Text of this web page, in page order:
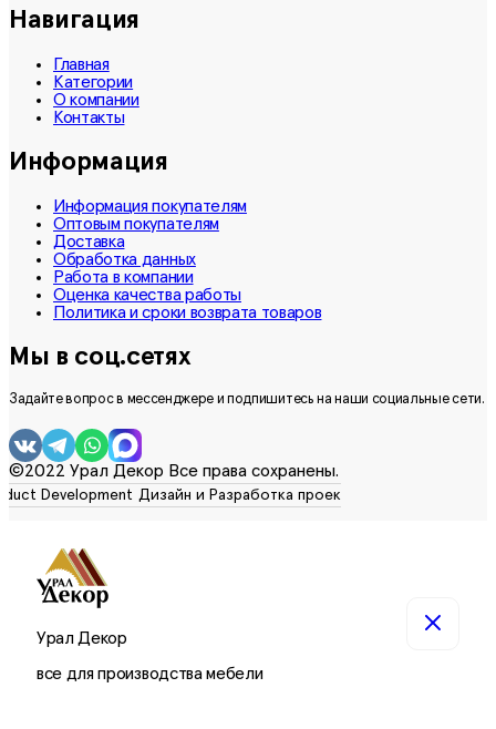
Навигация
Главная
Категории
О компании
Контакты
Информация
Информация покупателям
Оптовым покупателям
Доставка
Обработка данных
Работа в компании
Оценка качества работы
Политика и сроки возврата товаров
Мы в соц.сетях
Задайте вопрос в мессенджере и подпишитесь на наши социальные сети.
©2022 Урал Декор Все права сохранены.
Урал Декор
все для производства мебели